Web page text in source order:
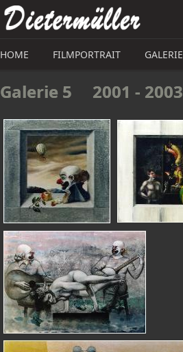
HOME FILMPORTRAIT GALERIE
Galerie 5     2001 - 2003